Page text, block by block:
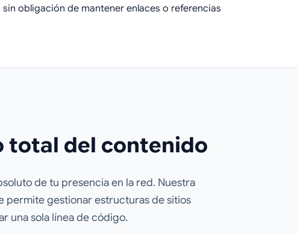
obligación de mantener enlaces o referencias
total del contenido
de tu presencia en la red. Nuestra
permite gestionar estructuras de sitios
una sola línea de código.